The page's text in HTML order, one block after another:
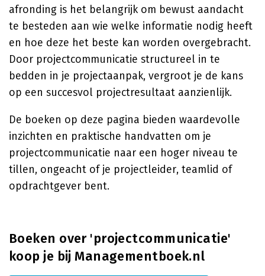
afronding is het belangrijk om bewust aandacht
te besteden aan wie welke informatie nodig heeft
en hoe deze het beste kan worden overgebracht.
Door projectcommunicatie structureel in te
bedden in je projectaanpak, vergroot je de kans
op een succesvol projectresultaat aanzienlijk.
De boeken op deze pagina bieden waardevolle
inzichten en praktische handvatten om je
projectcommunicatie naar een hoger niveau te
tillen, ongeacht of je projectleider, teamlid of
opdrachtgever bent.
Boeken over 'projectcommunicatie'
koop je bij Managementboek.nl